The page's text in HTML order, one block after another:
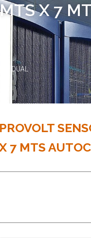
X 7
DUAL
PROVOLT
7 MTS